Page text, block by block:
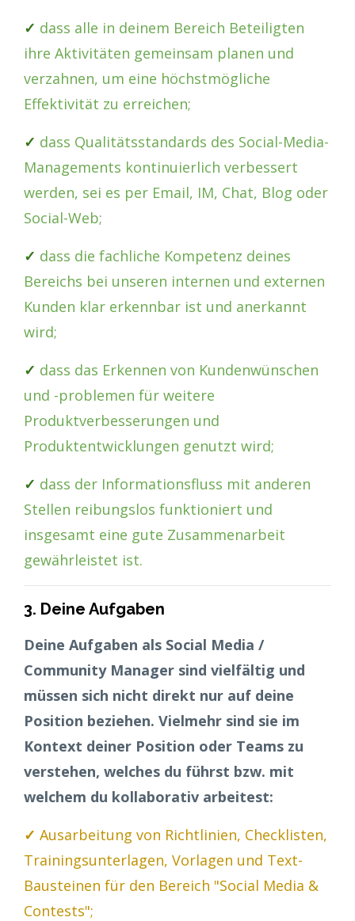
✓ dass alle in deinem Bereich Beteiligten
ihre Aktivitäten gemeinsam planen und
verzahnen, um eine höchstmögliche
Effektivität zu erreichen;
✓ dass Qualitätsstandards des Social-Media-
Managements kontinuierlich verbessert
werden, sei es per Email, IM, Chat, Blog oder
Social-Web;
✓ dass die fachliche Kompetenz deines
Bereichs bei unseren internen und externen
Kunden klar erkennbar ist und anerkannt
wird;
✓ dass das Erkennen von Kundenwünschen
und -problemen für weitere
Produktverbesserungen und
Produktentwicklungen genutzt wird;
✓ dass der Informationsfluss mit anderen
Stellen reibungslos funktioniert und
insgesamt eine gute Zusammenarbeit
gewährleistet ist.
3. Deine Aufgaben
Deine Aufgaben als Social Media /
Community Manager sind vielfältig und
müssen sich nicht direkt nur auf deine
Position beziehen. Vielmehr sind sie im
Kontext deiner Position oder Teams zu
verstehen, welches du führst bzw. mit
welchem du kollaborativ arbeitest:
✓ Ausarbeitung von Richtlinien, Checklisten,
Trainingsunterlagen, Vorlagen und Text-
Bausteinen für den Bereich "Social Media &
Contests";